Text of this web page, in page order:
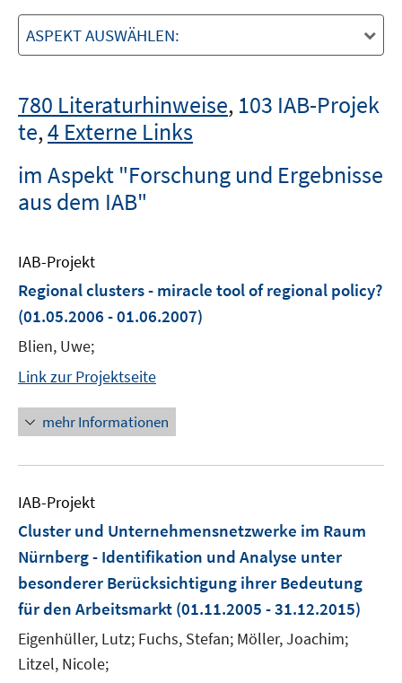
ASPEKT AUSWÄHLEN:
780 Literaturhinweise, 103 IAB-Projek
te,4 Externe Links
im Aspekt "Forschung und Ergebnisse
aus dem IAB"
IAB-Projekt
Regional clusters - miracle tool of regional policy?
(01.05.2006 - 01.06.2007)
Blien, Uwe;
Link zur Projektseite
mehr Informationen
IAB-Projekt
Cluster und Unternehmensnetzwerke im Raum
Nürnberg - Identifikation und Analyse unter
besonderer Berücksichtigung ihrer Bedeutung
für den Arbeitsmarkt (01.11.2005 - 31.12.2015)
Eigenhüller, Lutz; Fuchs, Stefan; Möller, Joachim;
Litzel, Nicole;